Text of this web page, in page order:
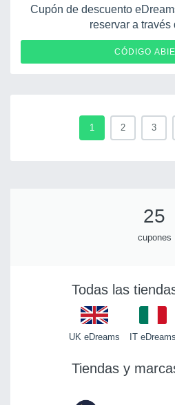
Cupón de descuento
reservar a través
CÓDIGO
1 2 3
25
cupones
Todas las
UK eDreams IT eDreams
Tiendas y